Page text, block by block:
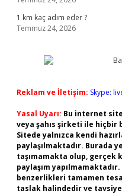
1 km kaç adım eder ?
Temmuz 24, 2026
Reklam ve İletişim: Skype:
Yasal Uyarı: Bu internet
veya şahıs şirketi ile hiçbir
Sitede yalnızca kendi
paylaşılmaktadır. Burada
taşımamakta olup, gerçek
paylaşım
benzerlikleri tamamen
taslak halindedir ve